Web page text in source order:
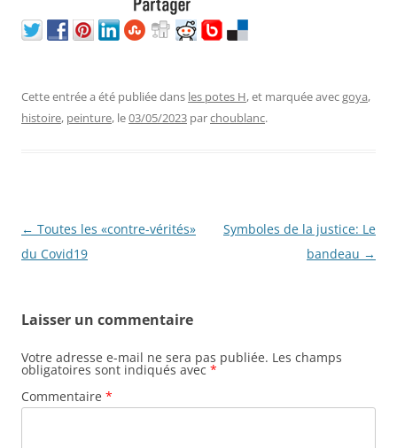
Cette entrée a été publiée dans les potes H, et marquée avecgoya,
histoire, peinture, le03/05/2023 parchoublanc.
Navigation
des
← Toutes les «contre-vérités»
du Covid19
Symboles de la justice: Le
bandeau →
Laisser un commentaire
Votre adresse e-mail ne sera pas publiée. Les champs
obligatoires sont indiqués avec *
Commentaire *